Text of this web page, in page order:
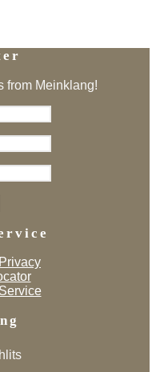
from Meinklang!